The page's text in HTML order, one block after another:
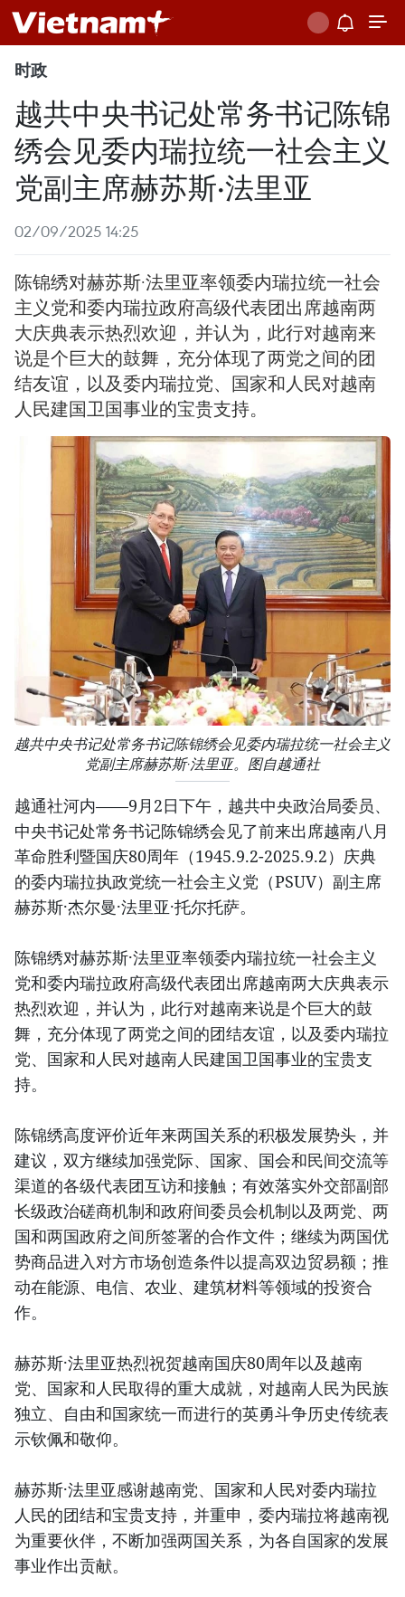
时政
越共中央书记处常务书记陈锦
绣会见委内瑞拉统一社会主义
党副主席赫苏斯·法里亚
02/09/2025 14:25
陈锦绣对赫苏斯·法里亚率领委内瑞拉统一社会
主义党和委内瑞拉政府高级代表团出席越南两
大庆典表示热烈欢迎，并认为，此行对越南来
说是个巨大的鼓舞，充分体现了两党之间的团
结友谊，以及委内瑞拉党、国家和人民对越南
人民建国卫国事业的宝贵支持。
越共中央书记处常务书记陈锦绣会见委内瑞拉统一社会主义
党副主席赫苏斯·法里亚。图自越通社
越通社河内——9月2日下午，越共中央政治局委员、
中央书记处常务书记陈锦绣会见了前来出席越南八月
革命胜利暨国庆80周年（1945.9.2-2025.9.2）庆典
的委内瑞拉执政党统一社会主义党（PSUV）副主席
赫苏斯·杰尔曼·法里亚·托尔托萨。
陈锦绣对赫苏斯·法里亚率领委内瑞拉统一社会主义
党和委内瑞拉政府高级代表团出席越南两大庆典表示
热烈欢迎，并认为，此行对越南来说是个巨大的鼓
舞，充分体现了两党之间的团结友谊，以及委内瑞拉
党、国家和人民对越南人民建国卫国事业的宝贵支
持。
陈锦绣高度评价近年来两国关系的积极发展势头，并
建议，双方继续加强党际、国家、国会和民间交流等
渠道的各级代表团互访和接触；有效落实外交部副部
长级政治磋商机制和政府间委员会机制以及两党、两
国和两国政府之间所签署的合作文件；继续为两国优
势商品进入对方市场创造条件以提高双边贸易额；推
动在能源、电信、农业、建筑材料等领域的投资合
作。
赫苏斯·法里亚热烈祝贺越南国庆80周年以及越南
党、国家和人民取得的重大成就，对越南人民为民族
独立、自由和国家统一而进行的英勇斗争历史传统表
示钦佩和敬仰。
赫苏斯·法里亚感谢越南党、国家和人民对委内瑞拉
人民的团结和宝贵支持，并重申，委内瑞拉将越南视
为重要伙伴，不断加强两国关系，为各自国家的发展
事业作出贡献。